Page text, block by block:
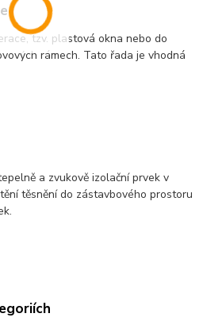
tzv. plastová okna nebo do
rámech. Tato řada je vhodná
a zvukově izolační prvek v
těsnění do zástavbového prostoru